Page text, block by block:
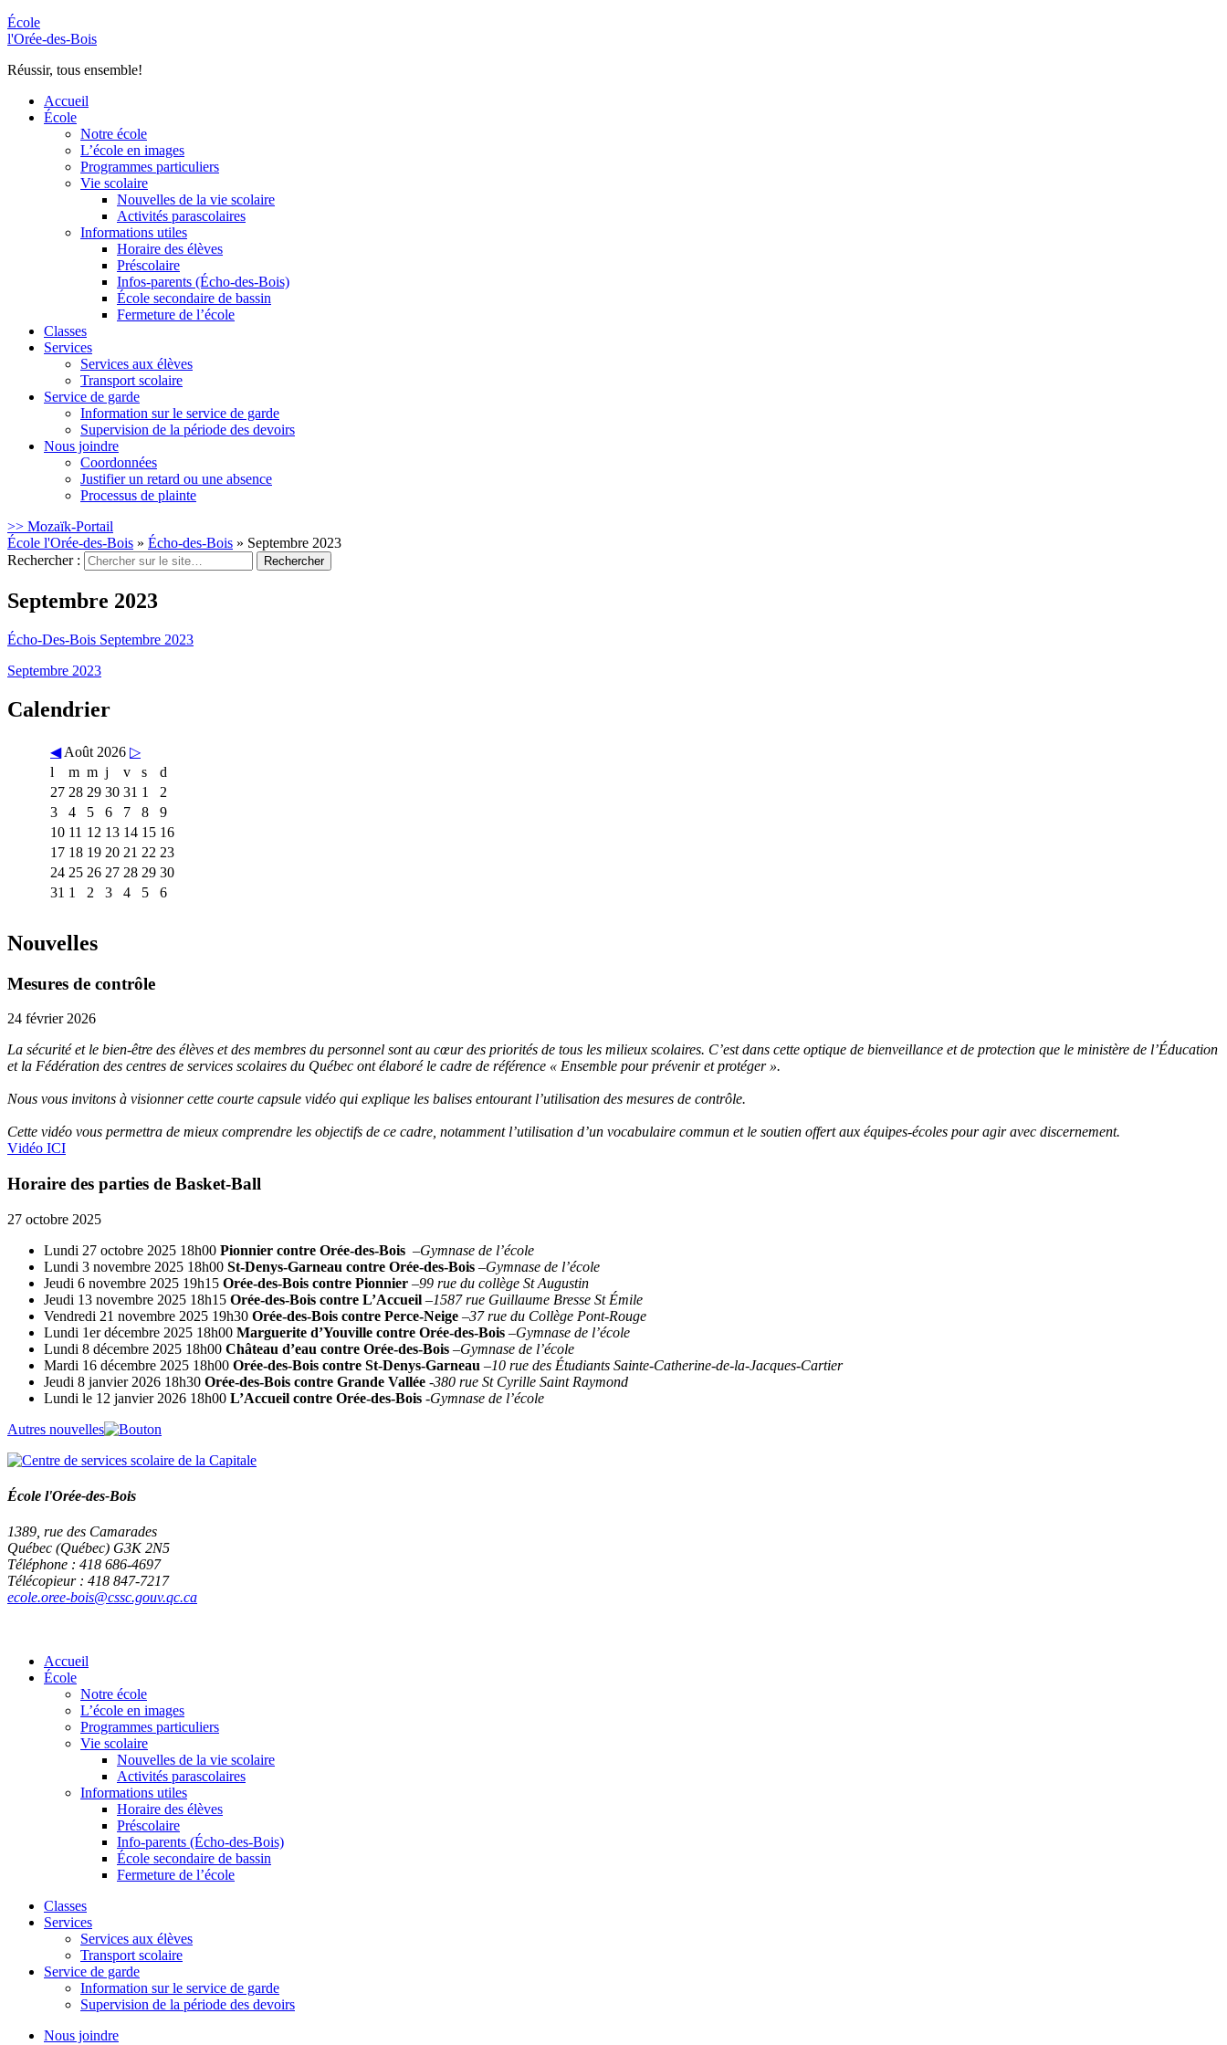
École
l'Orée-des-Bois
Réussir, tous ensemble!
Accueil
École
Notre école
L’école en images
Programmes particuliers
Vie scolaire
Nouvelles de la vie scolaire
Activités parascolaires
Informations utiles
Horaire des élèves
Préscolaire
Infos-parents (Écho-des-Bois)
École secondaire de bassin
Fermeture de l’école
Classes
Services
Services aux élèves
Transport scolaire
Service de garde
Information sur le service de garde
Supervision de la période des devoirs
Nous joindre
Coordonnées
Justifier un retard ou une absence
Processus de plainte
>> Mozaïk-Portail
École l'Orée-des-Bois » Écho-des-Bois » Septembre 2023
Rechercher :
Septembre 2023
Écho-Des-Bois Septembre 2023
Septembre 2023
Calendrier
◀ Août 2026 ▷
l
m m j v s
d
27 28 29 30 31 1
2
3
4 5 6 7 8
9
10 11 12 13 14 15 16
17 18 19 20 21 22 23
24 25 26 27 28 29 30
31 1 2 3 4 5 6
Nouvelles
Mesures de contrôle
24 février 2026
La sécurité et le bien-être des élèves et des membres du personnel sont au cœur des priorités de tous les milieux scolaires. C’est dans cette optique de bienveillance et de protection que le ministère de l’Éducation
et la Fédération des centres de services scolaires du Québec ont élaboré le cadre de référence « Ensemble pour prévenir et protéger ».
Nous vous invitons à visionner cette courte capsule vidéo qui explique les balises entourant l’utilisation des mesures de contrôle.
Cette vidéo vous permettra de mieux comprendre les objectifs de ce cadre, notamment l’utilisation d’un vocabulaire commun et le soutien offert aux équipes-écoles pour agir avec discernement.
Vidéo ICI
Horaire des parties de Basket-Ball
27 octobre 2025
Lundi 27 octobre 2025 18h00 Pionnier contre Orée-des-Bois –Gymnase de l’école
Lundi 3 novembre 2025 18h00 St-Denys-Garneau contre Orée-des-Bois –Gymnase de l’école
Jeudi 6 novembre 2025 19h15 Orée-des-Bois contre Pionnier –99 rue du collège St Augustin
Jeudi 13 novembre 2025 18h15 Orée-des-Bois contre L’Accueil –1587 rue Guillaume Bresse St Émile
Vendredi 21 novembre 2025 19h30 Orée-des-Bois contre Perce-Neige –37 rue du Collège Pont-Rouge
Lundi 1er décembre 2025 18h00 Marguerite d’Youville contre Orée-des-Bois –Gymnase de l’école
Lundi 8 décembre 2025 18h00 Château d’eau contre Orée-des-Bois –Gymnase de l’école
Mardi 16 décembre 2025 18h00 Orée-des-Bois contre St-Denys-Garneau –10 rue des Étudiants Sainte-Catherine-de-la-Jacques-Cartier
Jeudi 8 janvier 2026 18h30 Orée-des-Bois contre Grande Vallée -380 rue St Cyrille Saint Raymond
Lundi le 12 janvier 2026 18h00 L’Accueil contre Orée-des-Bois -Gymnase de l’école
Autres nouvelles
École l'Orée-des-Bois
1389, rue des Camarades
Québec (Québec) G3K 2N5
Téléphone : 418 686-4697
Télécopieur : 418 847-7217
ecole.oree-bois@cssc.gouv.qc.ca
Accueil
École
Notre école
L’école en images
Programmes particuliers
Vie scolaire
Nouvelles de la vie scolaire
Activités parascolaires
Informations utiles
Horaire des élèves
Préscolaire
Info-parents (Écho-des-Bois)
École secondaire de bassin
Fermeture de l’école
Classes
Services
Services aux élèves
Transport scolaire
Service de garde
Information sur le service de garde
Supervision de la période des devoirs
Nous joindre